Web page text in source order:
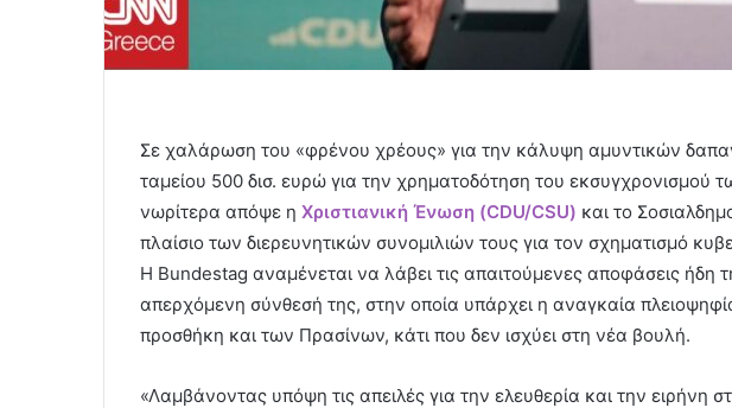
Σε χαλάρωση του «φρένου χρέους» για την κάλυψη αμυντικών
ταμείου 500 δισ. ευρώ για την χρηματοδότηση του
νωρίτερα απόψε η Χριστιανική Ένωση (CDU/CSU) και το
πλαίσιο των διερευνητικών συνομιλιών τους για τον σχηματισμό
Η Bundestag αναμένεται να λάβει τις απαιτούμενες αποφάσεις ήδη
απερχόμενη σύνθεσή της, στην οποία υπάρχει η αναγκαία
προσθήκη και των Πρασίνων, κάτι που δεν ισχύει στη νέα βουλή.
«Λαμβάνοντας υπόψη τις απειλές για την ελευθερία και την ειρήνη